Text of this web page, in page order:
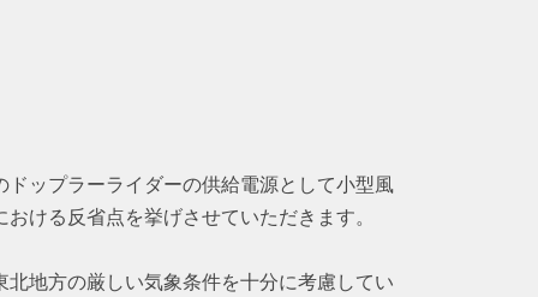
ップラーライダーの供給電源として小型風
ける反省点を挙げさせていただきます。
北地方の厳しい気象条件を十分に考慮してい